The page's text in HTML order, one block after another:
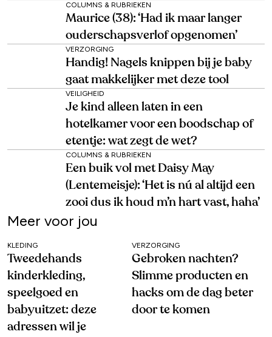
COLUMNS & RUBRIEKEN
Maurice (38): ‘Had ik maar langer
ouderschapsverlof opgenomen’
VERZORGING
Handig! Nagels knippen bij je baby
gaat makkelijker met deze tool
VEILIGHEID
Je kind alleen laten in een
hotelkamer voor een boodschap of
etentje: wat zegt de wet?
COLUMNS & RUBRIEKEN
Een buik vol met Daisy May
(Lentemeisje): ‘Het is nú al altijd een
zooi dus ik houd m’n hart vast, haha’
Meer voor jou
KLEDING
Tweedehands
kinderkleding,
speelgoed en
babyuitzet: deze
adressen wil je
VERZORGING
Gebroken nachten?
Slimme producten en
hacks om de dag beter
door te komen